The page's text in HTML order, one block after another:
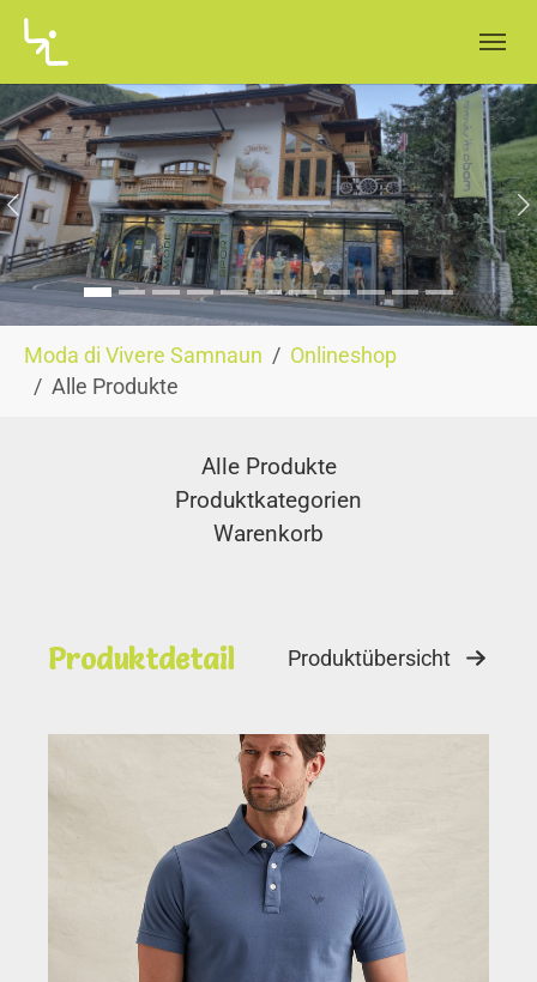
Skip to main navigation
Skip to main content
Skip to page footer
Zurück
Moda di Vivere Samnaun
Onlineshop
Alle Produkte
Alle Produkte
Produktkategorien
Warenkorb
Produktdetail Produktübersicht